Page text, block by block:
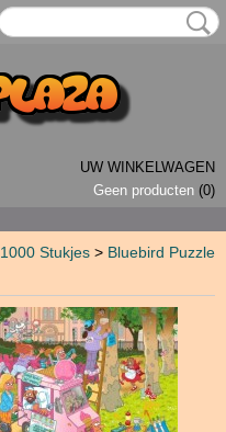
UW WINKELWAGEN
Geen producten (0)
1000 Stukjes > Bluebird Puzzle